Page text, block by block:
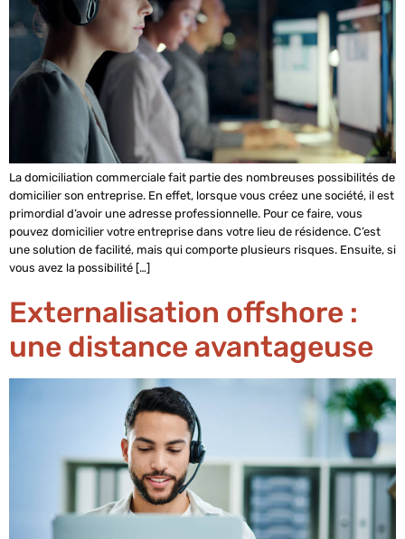
La domiciliation commerciale fait partie des nombreuses possibilités de
domicilier son entreprise. En effet, lorsque vous créez une société, il est
primordial d’avoir une adresse professionnelle. Pour ce faire, vous
pouvez domicilier votre entreprise dans votre lieu de résidence. C’est
une solution de facilité, mais qui comporte plusieurs risques. Ensuite, si
vous avez la possibilité […]
Externalisation offshore :
une distance avantageuse